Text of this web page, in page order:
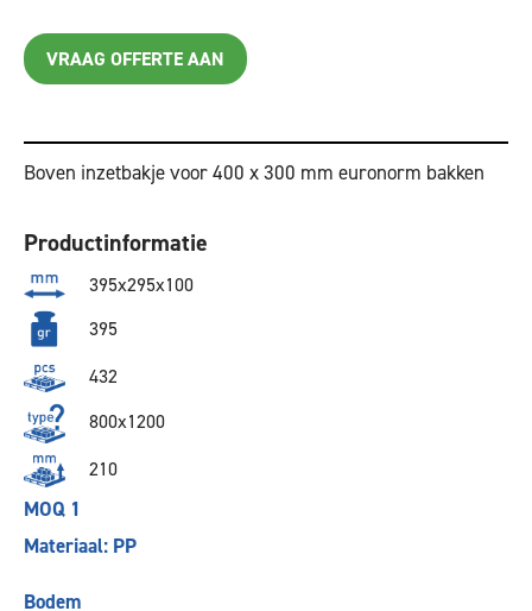
VRAAG OFFERTE AAN
Boven inzetbakje voor 400 x 300 mm euronorm bakken
Productinformatie
395x295x100
395
432
800x1200
210
MOQ 1
Materiaal: PP
Bodem